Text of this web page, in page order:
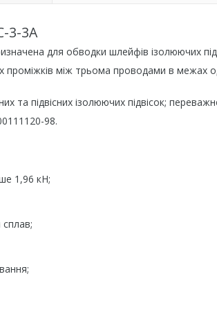
3-3A
для обводки шлейфів ізолюючих
проміжків між трьома проводами в межах
та підвісних ізолюючих підвісок;
98.
1,96 кН;